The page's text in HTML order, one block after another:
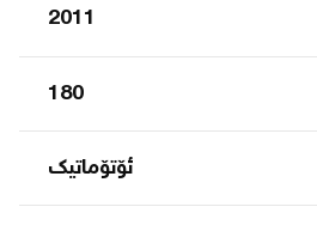
2011
180
ئۆتۆماتیک